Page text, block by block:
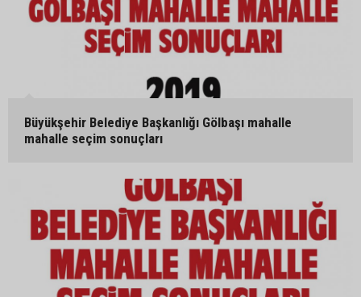
Büyükşehir Belediye Başkanlığı Gölbaşı mahalle
mahalle seçim sonuçları